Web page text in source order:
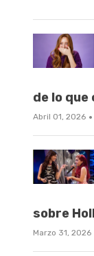
de lo que
Abril 01, 2026 ·
sobre
Marzo 31, 2026